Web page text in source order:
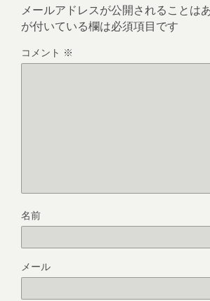
メールアドレスが公開されることは
が付いている欄は必須項目です
コメント ※
名前
メール